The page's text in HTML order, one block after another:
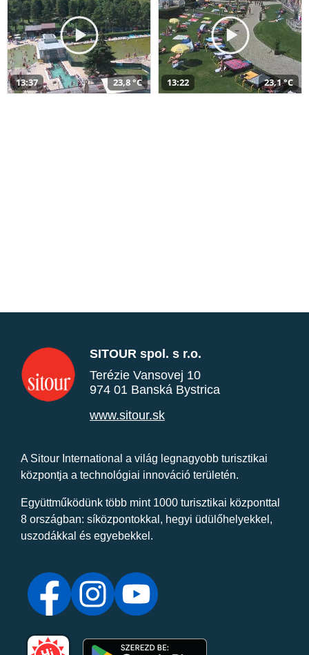
13:37 23,8 °C 13:22 23,1 °C
SITOUR spol. s r.o.
Terézie Vansovej 10
974 01 Banská Bystrica
www.sitour.sk
A Sitour International a világ legnagyobb turisztikai
központja a technológiai innováció területén.
Együttműködünk több mint 1000 turisztikai központtal
8 országban: síközpontokkal, hegyi üdülőhelyekkel,
uszodákkal és egyebekkel.